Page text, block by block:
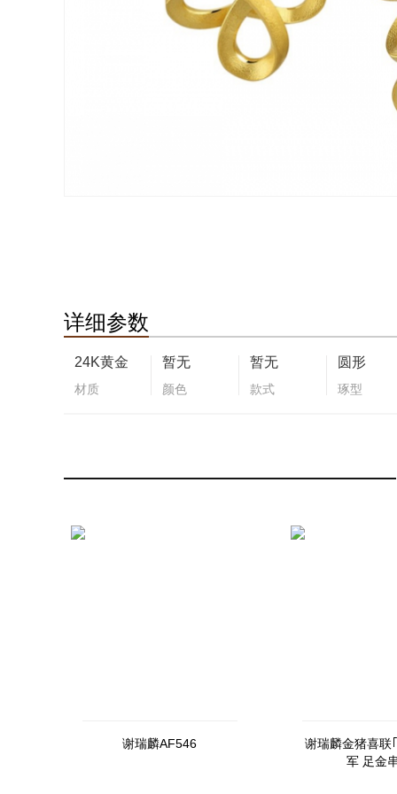
详细参数
24K黄金
材质
暂无
颜色
暂无
款式
圆形
琢型
谢瑞麟AF546
谢瑞麟金猪喜联
军 足金